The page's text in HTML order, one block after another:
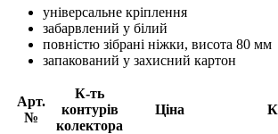
універсальне кріплення
забарвлений у білий
повністю зібрані ніжки, висота 80 мм
запакований у захисний картон
Арт.
№
К-ть
контурів
колектора
Ціна